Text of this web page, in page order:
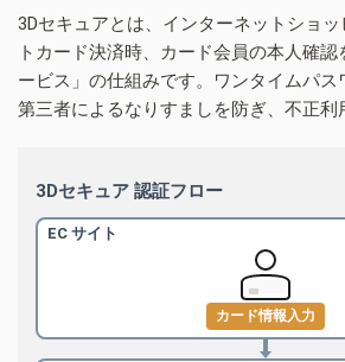
3Dセキュアとは、インターネットショ
トカード決済時、カード会員の本人確
ービス」の仕組みです。ワンタイムパス
第三者によるなりすましを防ぎ、不正利
3Dセキュア 認証フロー
EC サイト
カード情報入力